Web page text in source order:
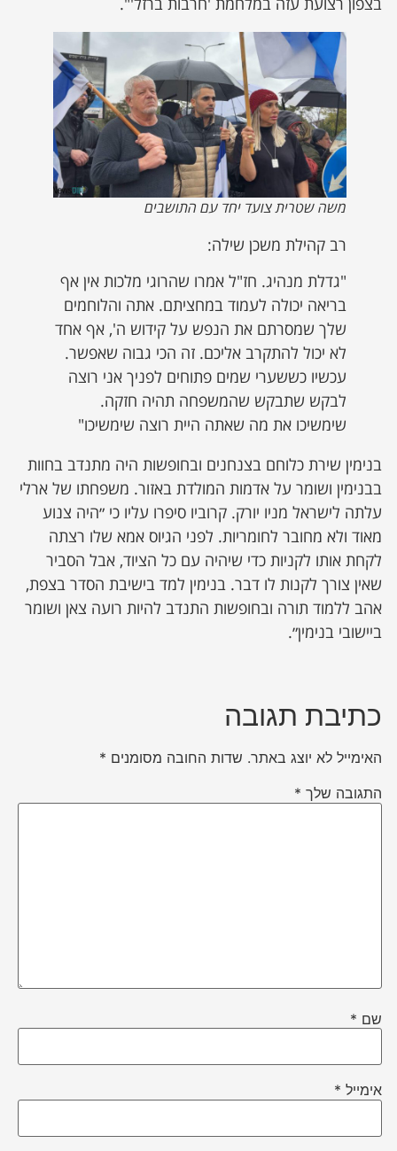
משה שטרית צועד יחד עם התושבים
רב קהילת משכן שילה:
"גדלת מנהיג. חז"ל אמרו שהרוגי מלכות אין אף
בריאה יכולה לעמוד במחציתם. אתה והלוחמים
שלך שמסרתם את הנפש על קידוש ה', אף אחד
לא יכול להתקרב אליכם. זה הכי גבוה שאפשר.
עכשיו כששערי שמים פתוחים לפניך אני רוצה
לבקש שתבקש שהמשפחה תהיה חזקה.
שימשיכו את מה שאתה היית רוצה שימשיכו"
בנימין שירת כלוחם בצנחנים ובחופשות היה מתנדב בחוות
בבנימין ושומר על אדמות המולדת באזור. משפחתו של ארלי
עלתה לישראל מניו יורק. קרוביו סיפרו עליו כי ״היה צנוע
מאוד ולא מחובר לחומריות. לפני הגיוס אמא שלו רצתה
לקחת אותו לקניות כדי שיהיה עם כל הציוד, אבל הסביר
שאין צורך לקנות לו דבר. בנימין למד בישיבת הסדר בצפת,
אהב ללמוד תורה ובחופשות התנדב להיות רועה צאן ושומר
ביישובי בנימין״.
כתיבת תגובה
האימייל לא יוצג באתר. שדות החובה מסומנים *
התגובה שלך *
שם *
אימייל *